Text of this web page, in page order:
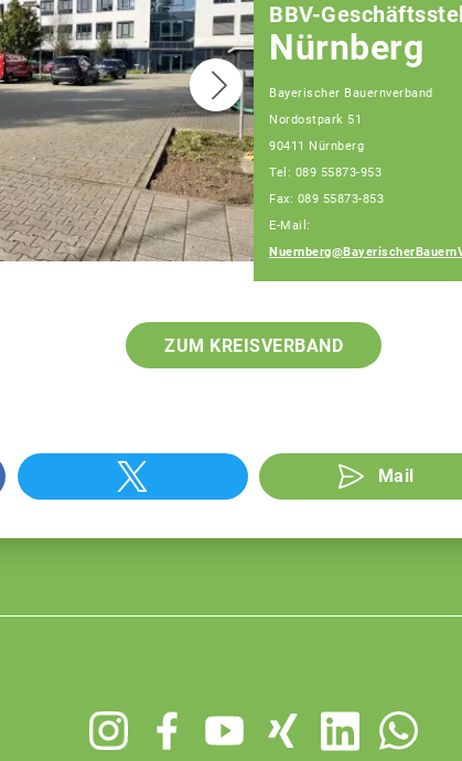
Christian Huber
BBV-
Nürnberg
Bayerischer Bauernverband
Nordostpark 51
90411 Nürnberg
Tel: 089 55873-953
Fax: 089 55873-853
E-Mail:
ZUM KREISVERBAND
Mail